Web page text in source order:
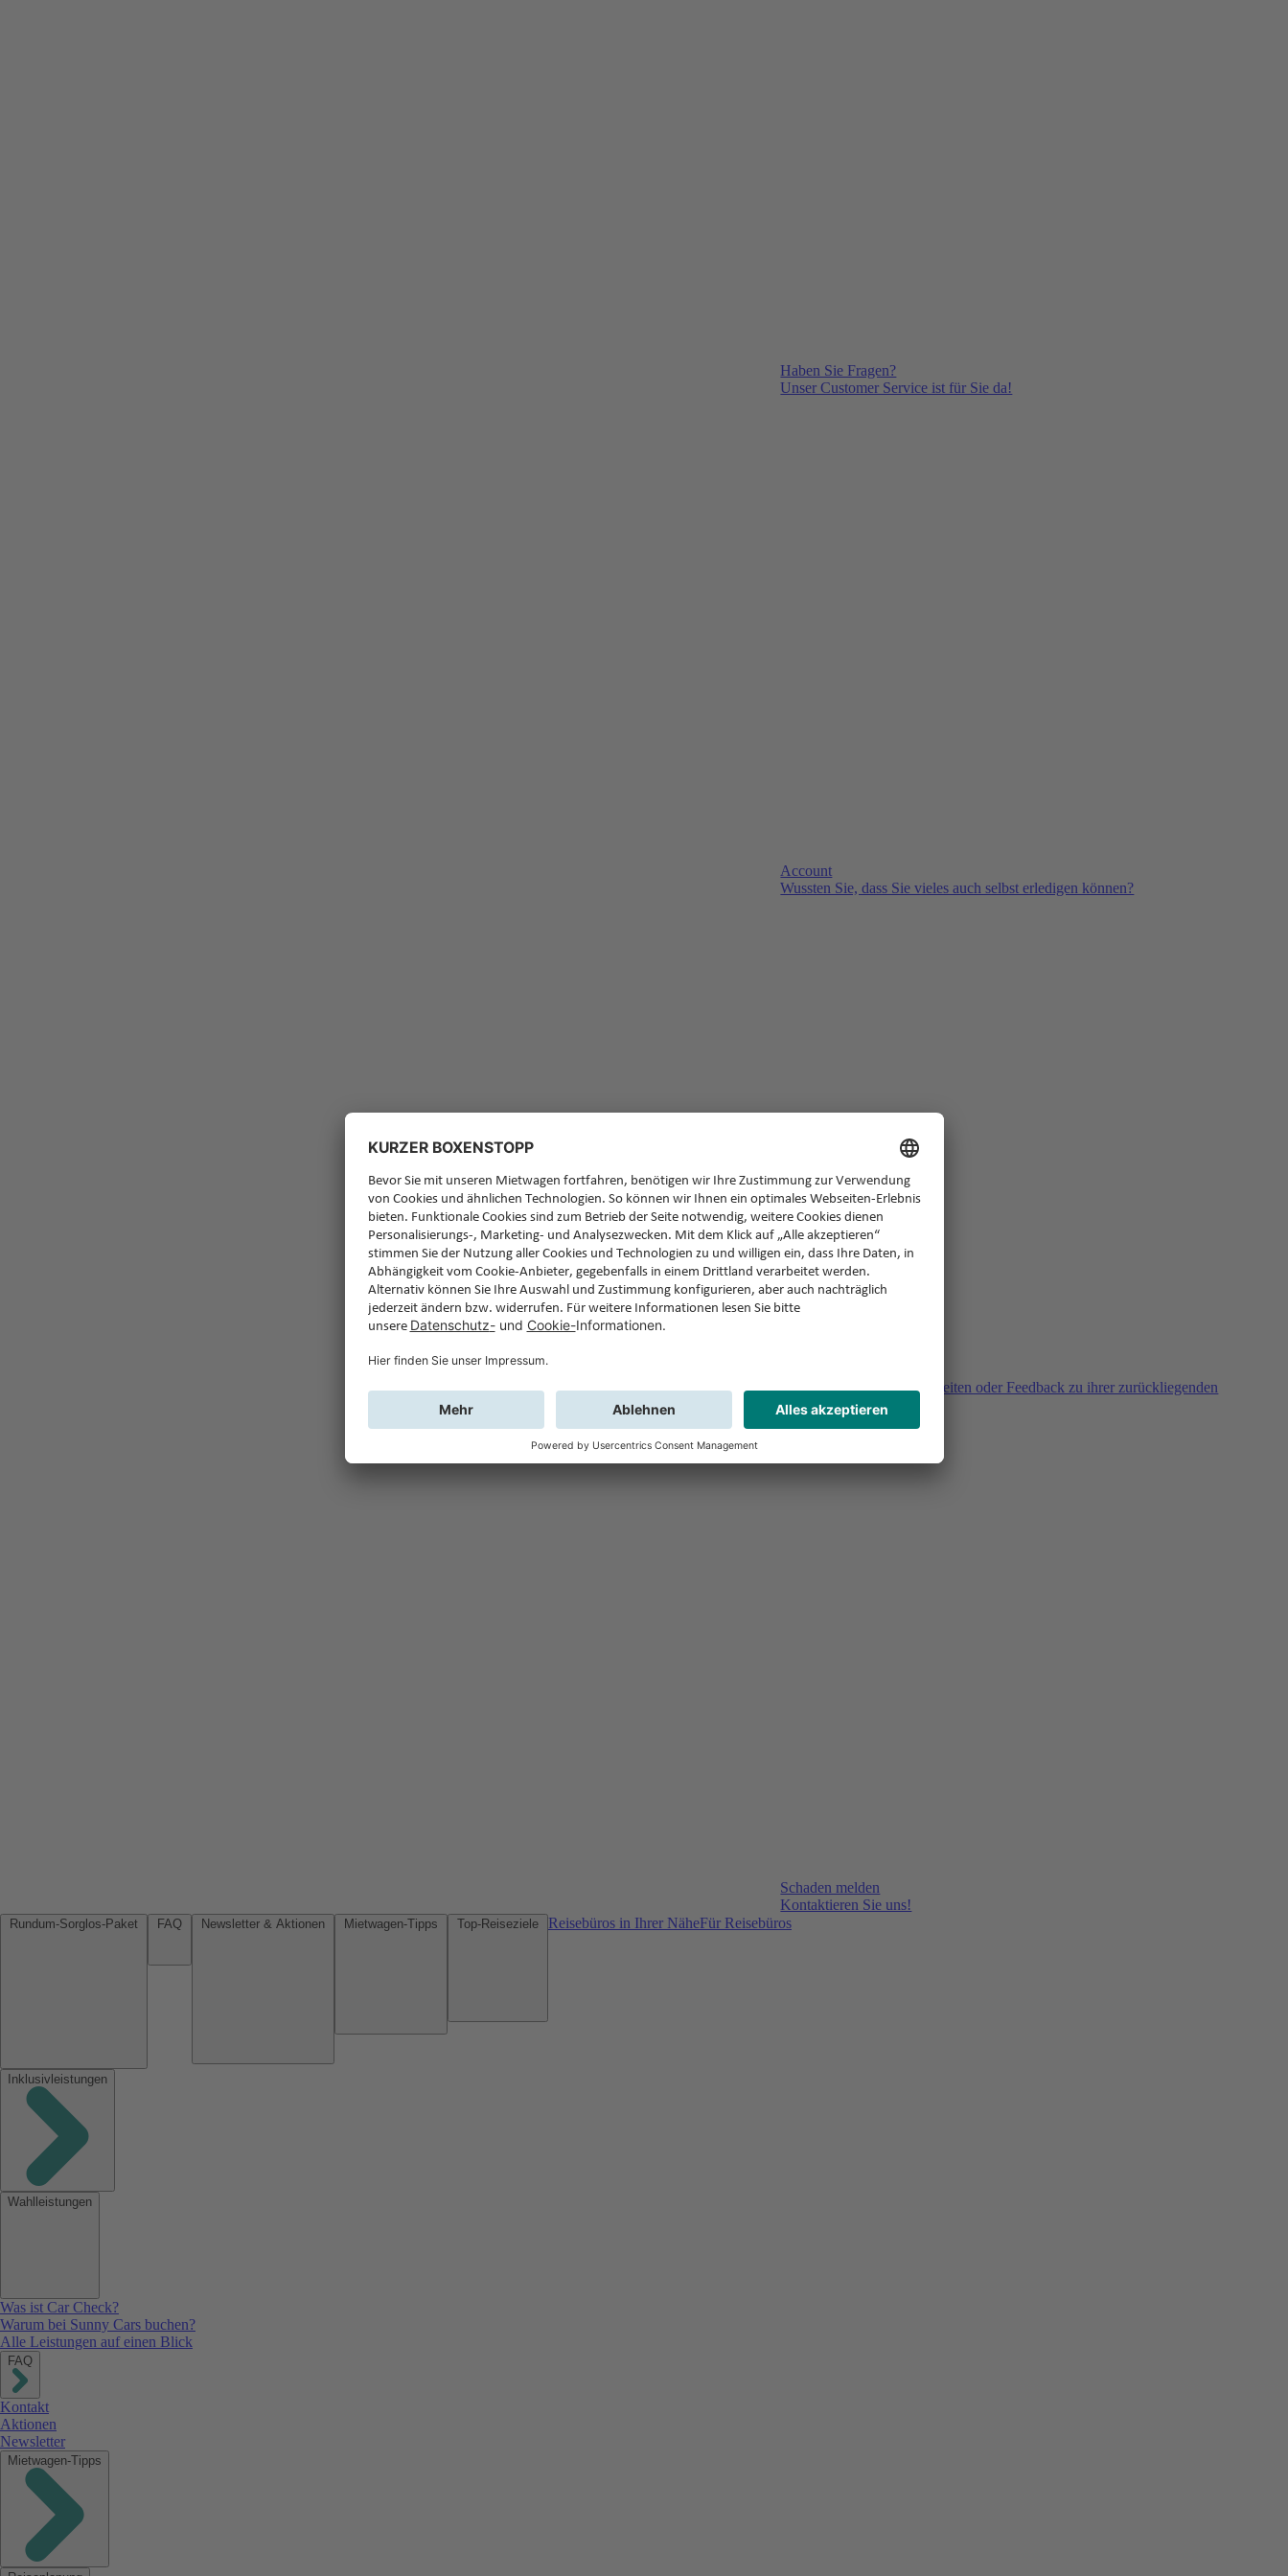
Haben Sie Fragen?
Unser Customer Service ist für Sie da!
Account
Wussten Sie, dass Sie vieles auch selbst erledigen können?
Sie haben Fragen, Unklarheiten oder Feedback zu ihrer zurückliegenden
Buchung?
Schaden melden
Kontaktieren Sie uns!
Reisebüros in Ihrer NäheFür Reisebüros
Inklusivleistungen
Wahlleistungen
Was ist Car Check?
Warum bei Sunny Cars buchen?
Alle Leistungen auf einen Blick
FAQ
Kontakt
Aktionen
Newsletter
Mietwagen-Tipps